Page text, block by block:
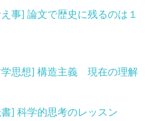
事] 論文で歴史に残るのは１
思想] 構造主義 現在の理解
] 科学的思考のレッスン